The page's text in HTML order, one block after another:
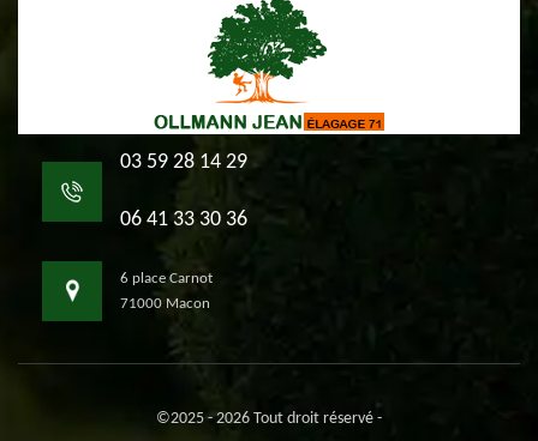
03 59 28 14 29
06 41 33 30 36
6 place Carnot
71000 Macon
©2025 - 2026 Tout droit réservé -